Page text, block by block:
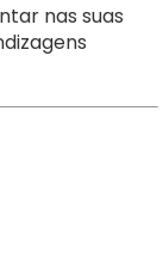
nas suas